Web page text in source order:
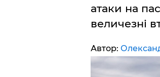
атаки на
величезні
Автор: